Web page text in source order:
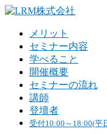
メリット
セミナー内容
学べること
開催概要
セミナーの流れ
講師
登壇者
受付10:00～18:00(平